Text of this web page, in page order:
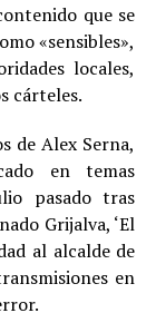
que se
«sensibles»,
locales,
cárteles.
de Alex Serna,
en temas
pasado tras
Grijalva, ‘El
al alcalde de
en